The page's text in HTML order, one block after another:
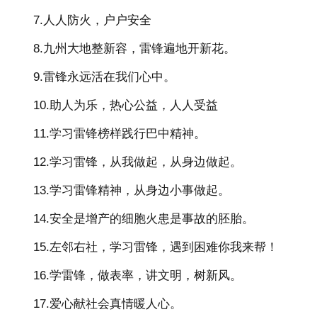
7.人人防火，户户安全
8.九州大地整新容，雷锋遍地开新花。
9.雷锋永远活在我们心中。
10.助人为乐，热心公益，人人受益
11.学习雷锋榜样践行巴中精神。
12.学习雷锋，从我做起，从身边做起。
13.学习雷锋精神，从身边小事做起。
14.安全是增产的细胞火患是事故的胚胎。
15.左邻右社，学习雷锋，遇到困难你我来帮！
16.学雷锋，做表率，讲文明，树新风。
17.爱心献社会真情暖人心。